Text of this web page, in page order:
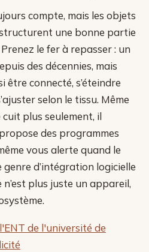
compte, mais les objets
une bonne partie
le fer à repasser : un
des décennies, mais
être connecté, s’éteindre
selon le tissu. Même
plus seulement, il
des programmes
vous alerte quand le
genre d’intégration logicielle
n’est plus juste un appareil,
de l'université de